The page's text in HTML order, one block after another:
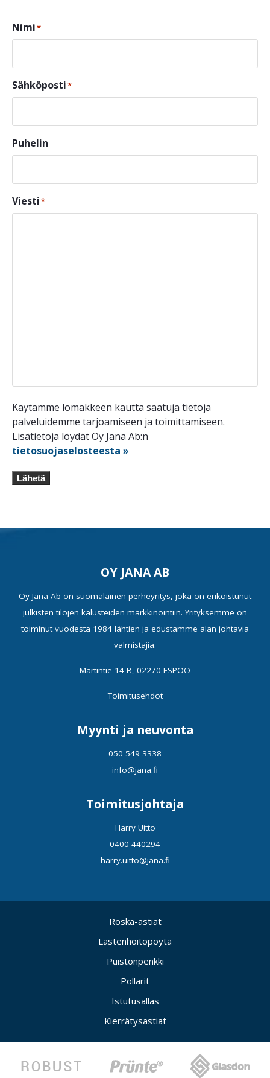
Nimi*
Sähköposti*
Puhelin
Viesti*
Käytämme lomakkeen kautta saatuja tietoja
palveluidemme tarjoamiseen ja toimittamiseen.
Lisätietoja löydät Oy Jana Ab:n
tietosuojaselosteesta »
Lähetä
OY JANA AB
Oy Jana Ab on suomalainen perheyritys, joka on erikoistunut
julkisten tilojen kalusteiden markkinointiin. Yrityksemme on
toiminut vuodesta 1984 lähtien ja edustamme alan johtavia
valmistajia.
Martintie 14 B, 02270 ESPOO
Toimitusehdot
Myynti ja neuvonta
050 549 3338
info@jana.fi
Toimitusjohtaja
Harry Uitto
0400 440294
harry.uitto@jana.fi
Roska-astiat
Lastenhoitopöytä
Puistonpenkki
Pollarit
Istutusallas
Kierrätysastiat